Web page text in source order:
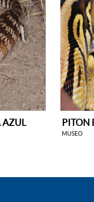
AZUL PITON
MUSEO